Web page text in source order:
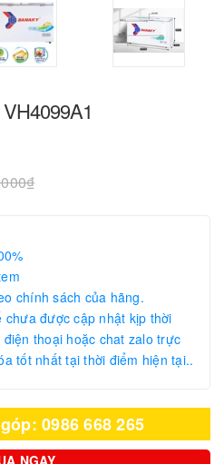
chính sách của hãng.
chưa được cập nhật kịp thời
thoại hoặc chat zalo trực
tốt nhất tại thời điểm hiện tại..
0986 668 265
NGAY